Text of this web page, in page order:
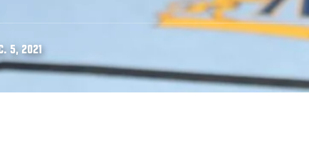
5, 2021